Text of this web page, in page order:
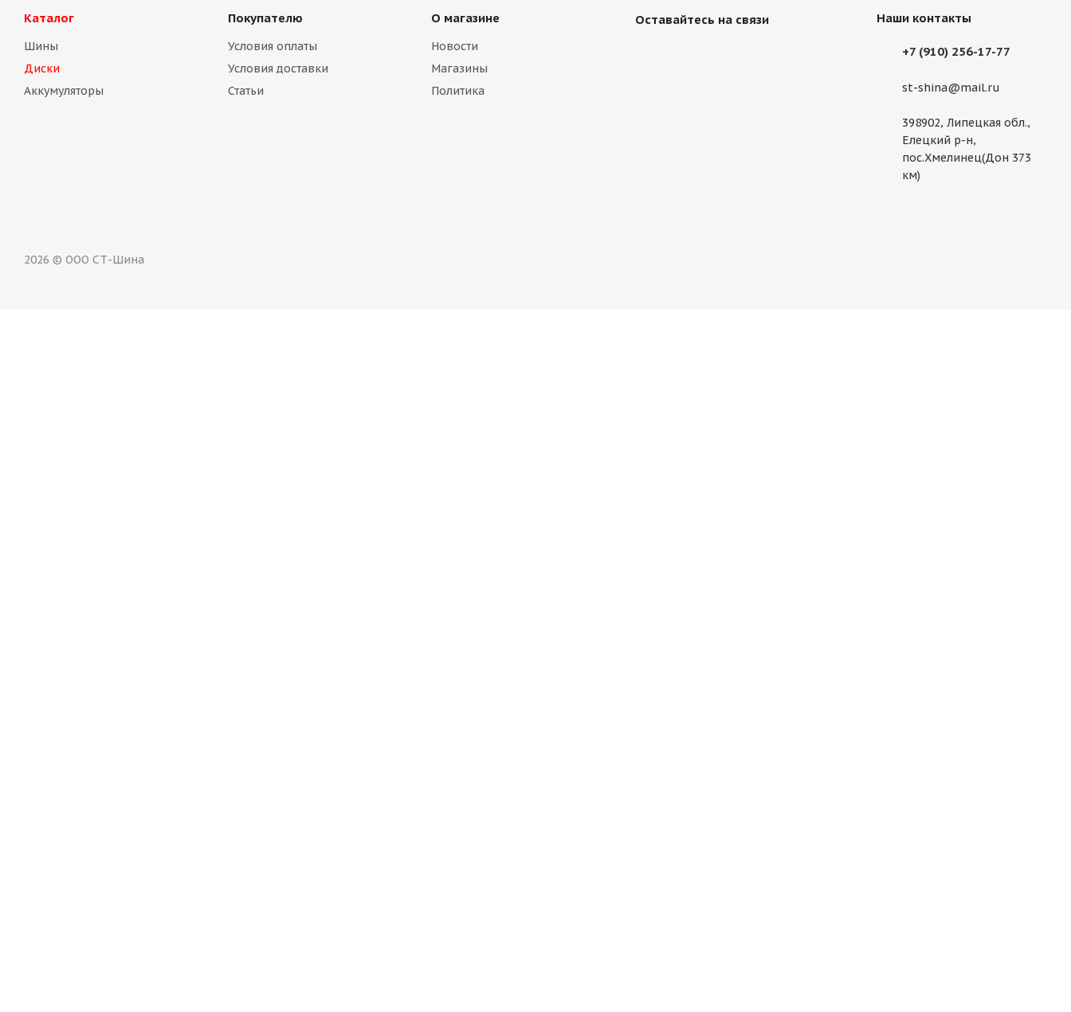
Каталог
Шины
Диски
Аккумуляторы
Покупателю
Условия оплаты
Условия доставки
Статьи
О магазине
Новости
Магазины
Политика
Оставайтесь на связи Наши контакты
+7 (910) 256-17-77
st-shina@mail.ru
398902, Липецкая обл.,
Елецкий р-н,
пос.Хмелинец(Дон 373
км)
2026 © ООО СТ-Шина